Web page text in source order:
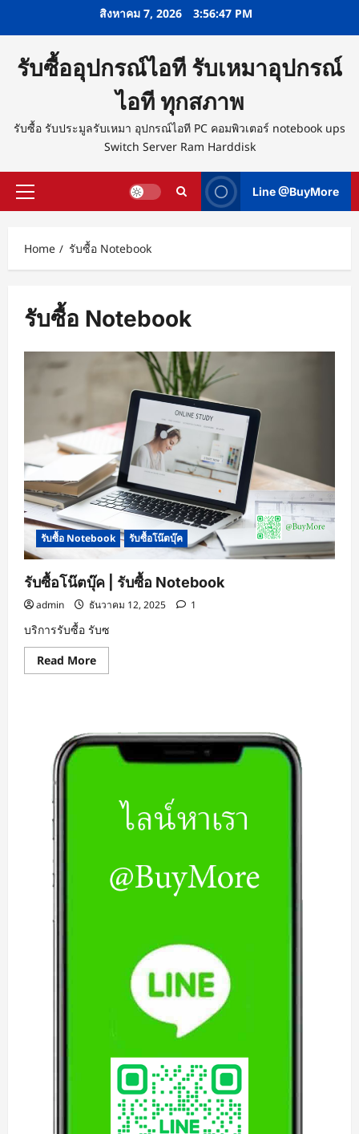
สิงหาคม 7, 2026 3:56:48 PM
รับซื้ออุปกรณ์ไอที รับเหมาอุปกรณ์
ไอที ทุกสภาพ
รับซื้อ รับประมูลรับเหมา อุปกรณ์ไอที PC คอมพิวเตอร์ notebook ups
Switch Server Ram Harddisk
Primary
Line @BuyMore
Home รับซื้อ Notebook
รับซื้อ Notebook
รับซื้อ Notebook รับซื้อโน๊ตบุ๊ค
รับซื้อโน๊ตบุ๊ค | รับซื้อ Notebook
admin ธันวาคม 12, 2025 1
บริการรับซื้อ รับซ
Read MoreRead
more
|
รับ